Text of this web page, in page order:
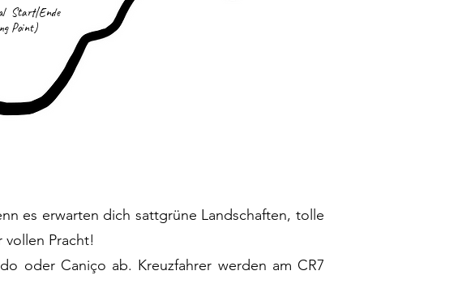
Start|Ende
Point)
es erwarten dich sattgrüne Landschaften, tolle
vollen Pracht!
oder Caniço ab. Kreuzfahrer werden am CR7